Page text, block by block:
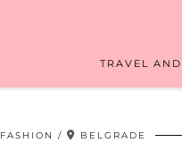
TRAVEL
FASHION BELGRADE